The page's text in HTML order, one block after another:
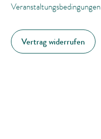
Veranstaltungsbedingungen
Vertrag widerrufen